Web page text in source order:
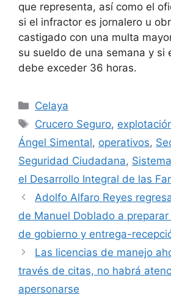
que representa, así como el
si el infractor es jornalero u
castigado con una multa
su sueldo de una semana y si
debe exceder 36 horas.
Categorías
Celaya
Etiquetas
Crucero Seguro,
Ángel Simental, operativos,
Seguridad Ciudadana,
el Desarrollo Integral de las
Adolfo Alfaro Reyes
de Manuel Doblado a
de gobierno y entrega-
Las licencias de manejo
través de citas, no habrá
apersonarse